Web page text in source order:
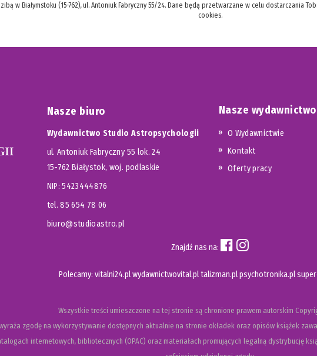
w Białymstoku (15-762), ul. Antoniuk Fabryczny 55/24. Dane będą przetwarzane w celu dostarczania
cookies.
Nasze biuro
Wydawnictwo Studio Astropsychologii
ul. Antoniuk Fabryczny 55 lok. 24
15-762 Białystok, woj. podlaskie
NIP: 5423444876
tel. 85 654 78 06
biuro@studioastro.pl
Nasze wydawnictwo
O Wydawnictwie
Kontakt
Oferty pracy
Znajdź nas na:
Polecamy: vitalni24.pl wydawnictwovital.pl talizman.pl psychotronika.pl
Wszystkie treści umieszczone na tej stronie są chronione prawem autorskim
zgodę na wykorzystywanie dostępnych aktualnie na stronie okładek oraz opisów książek
internetowych, bibliotecznych (OPAC) oraz materiałach promujących legalną dystrybucję